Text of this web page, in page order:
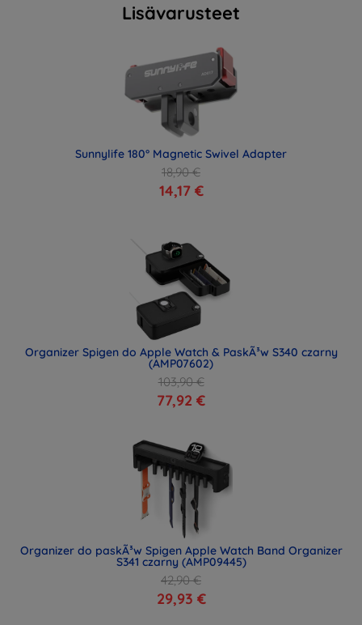
Lisävarusteet
Sunnylife 180° Magnetic Swivel Adapter
18,90 €
14,17 €
Organizer Spigen do Apple Watch & PaskÃ³w S340 czarny
(AMP07602)
103,90 €
77,92 €
Organizer do paskÃ³w Spigen Apple Watch Band Organizer
S341 czarny (AMP09445)
42,90 €
29,93 €